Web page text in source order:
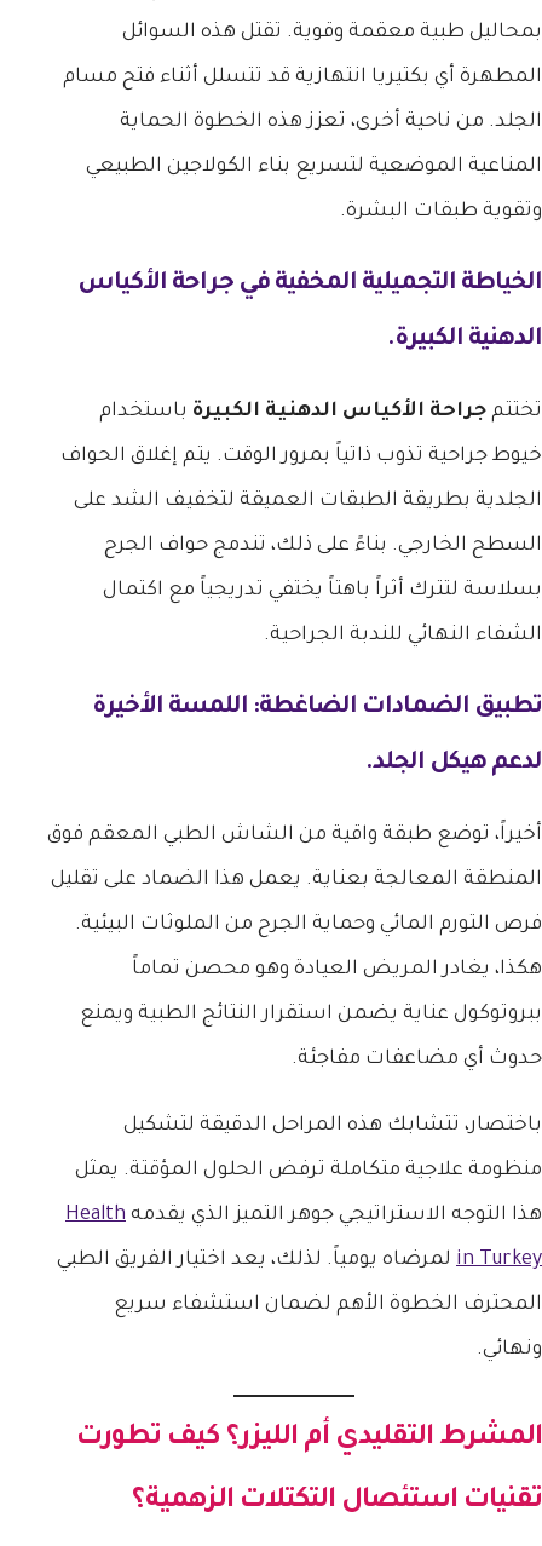
بمحاليل طبية معقمة وقوية. تقتل هذه السوائل
المطهرة أي بكتيريا انتهازية قد تتسلل أثناء فتح مسام
الجلد. من ناحية أخرى، تعزز هذه الخطوة الحماية
المناعية الموضعية لتسريع بناء الكولاجين الطبيعي
وتقوية طبقات البشرة.
الخياطة التجميلية المخفية في جراحة الأكياس
الدهنية الكبيرة.
تختتم جراحة الأكياس الدهنية الكبيرة باستخدام
خيوط جراحية تذوب ذاتياً بمرور الوقت. يتم إغلاق الحواف
الجلدية بطريقة الطبقات العميقة لتخفيف الشد على
السطح الخارجي. بناءً على ذلك، تندمج حواف الجرح
بسلاسة لتترك أثراً باهتاً يختفي تدريجياً مع اكتمال
الشفاء النهائي للندبة الجراحية.
تطبيق الضمادات الضاغطة: اللمسة الأخيرة
لدعم هيكل الجلد.
أخيراً، توضع طبقة واقية من الشاش الطبي المعقم فوق
المنطقة المعالجة بعناية. يعمل هذا الضماد على تقليل
فرص التورم المائي وحماية الجرح من الملوثات البيئية.
هكذا، يغادر المريض العيادة وهو محصن تماماً
ببروتوكول عناية يضمن استقرار النتائج الطبية ويمنع
حدوث أي مضاعفات مفاجئة.
باختصار، تتشابك هذه المراحل الدقيقة لتشكيل
منظومة علاجية متكاملة ترفض الحلول المؤقتة. يمثل
هذا التوجه الاستراتيجي جوهر التميز الذي يقدمه Health
in Turkey لمرضاه يومياً. لذلك، يعد اختيار الفريق الطبي
المحترف الخطوة الأهم لضمان استشفاء سريع
ونهائي.
المشرط التقليدي أم الليزر؟ كيف تطورت
تقنيات استئصال التكتلات الزهمية؟